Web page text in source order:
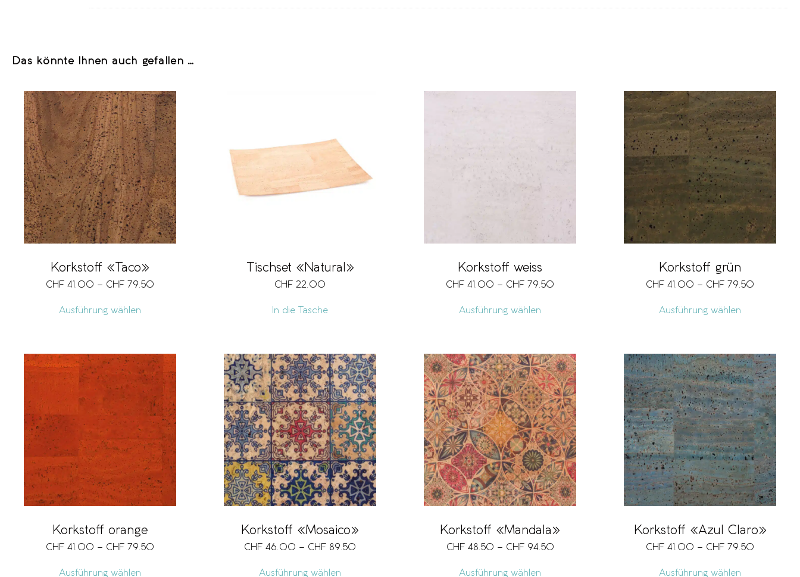
Das könnte Ihnen auch gefallen …
Korkstoff «Taco»
CHF 41.00 – CHF 79.50
Ausführung wählen
Tischset «Natural»
CHF 22.00
In die Tasche
Korkstoff weiss
CHF 41.00 – CHF 79.50
Ausführung wählen
Korkstoff grün
CHF 41.00 – CHF 79.50
Ausführung wählen
Korkstoff orange
CHF 41.00 – CHF 79.50
Ausführung wählen
Korkstoff «Mosaico»
CHF 46.00 – CHF 89.50
Ausführung wählen
Korkstoff «Mandala»
CHF 48.50 – CHF 94.50
Ausführung wählen
Korkstoff «Azul Claro»
CHF 41.00 – CHF 79.50
Ausführung wählen